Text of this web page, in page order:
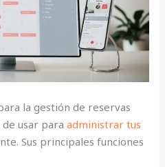
la gestión de reservas
usar paraadministrar tus
Sus principales funciones